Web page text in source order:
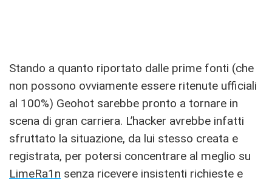
Stando a quanto riportato dalle prime fonti (che
non possono ovviamente essere ritenute ufficiali
al 100%) Geohot sarebbe pronto a tornare in
scena di gran carriera. L’hacker avrebbe infatti
sfruttato la situazione, da lui stesso creata e
registrata, per potersi concentrare al meglio su
LimeRa1n senza ricevere insistenti richieste e